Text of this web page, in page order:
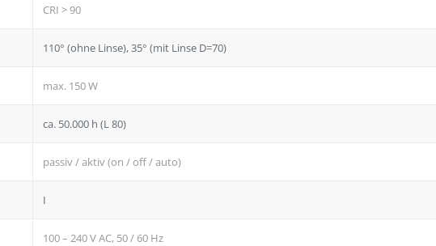
CRI > 90
110° (ohne Linse), 35° (mit Linse D=70)
max. 150 W
ca. 50.000 h (L 80)
passiv / aktiv (on / off / auto)
I
100 – 240 V AC, 50 / 60 Hz